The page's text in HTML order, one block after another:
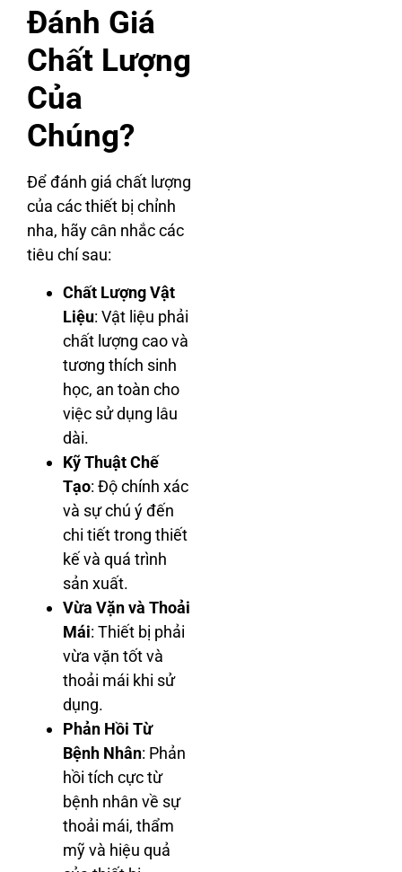
Đánh Giá
Chất Lượng
Của
Chúng?
Để đánh giá chất lượng
của các thiết bị chỉnh
nha, hãy cân nhắc các
tiêu chí sau:
Chất Lượng Vật
Liệu: Vật liệu phải
chất lượng cao và
tương thích sinh
học, an toàn cho
việc sử dụng lâu
dài.
Kỹ Thuật Chế
Tạo: Độ chính xác
và sự chú ý đến
chi tiết trong thiết
kế và quá trình
sản xuất.
Vừa Vặn và Thoải
Mái: Thiết bị phải
vừa vặn tốt và
thoải mái khi sử
dụng.
Phản Hồi Từ
Bệnh Nhân: Phản
hồi tích cực từ
bệnh nhân về sự
thoải mái, thẩm
mỹ và hiệu quả